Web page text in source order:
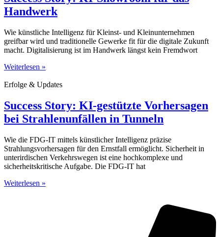
Handwerk
Wie künstliche Intelligenz für Kleinst- und Kleinunternehmen
greifbar wird und traditionelle Gewerke fit für die digitale Zukunft
macht. Digitalisierung ist im Handwerk längst kein Fremdwort
Weiterlesen »
Erfolge & Updates
Success Story: KI-gestützte Vorhersagen
bei Strahlenunfällen in Tunneln
Wie die FDG-IT mittels künstlicher Intelligenz präzise
Strahlungsvorhersagen für den Ernstfall ermöglicht. Sicherheit in
unterirdischen Verkehrswegen ist eine hochkomplexe und
sicherheitskritische Aufgabe. Die FDG-IT hat
Weiterlesen »